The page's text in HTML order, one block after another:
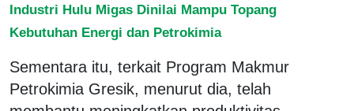
Industri Hulu Migas Dinilai Mampu Topang
Kebutuhan Energi dan Petrokimia
Sementara itu, terkait Program Makmur
Petrokimia Gresik, menurut dia, telah